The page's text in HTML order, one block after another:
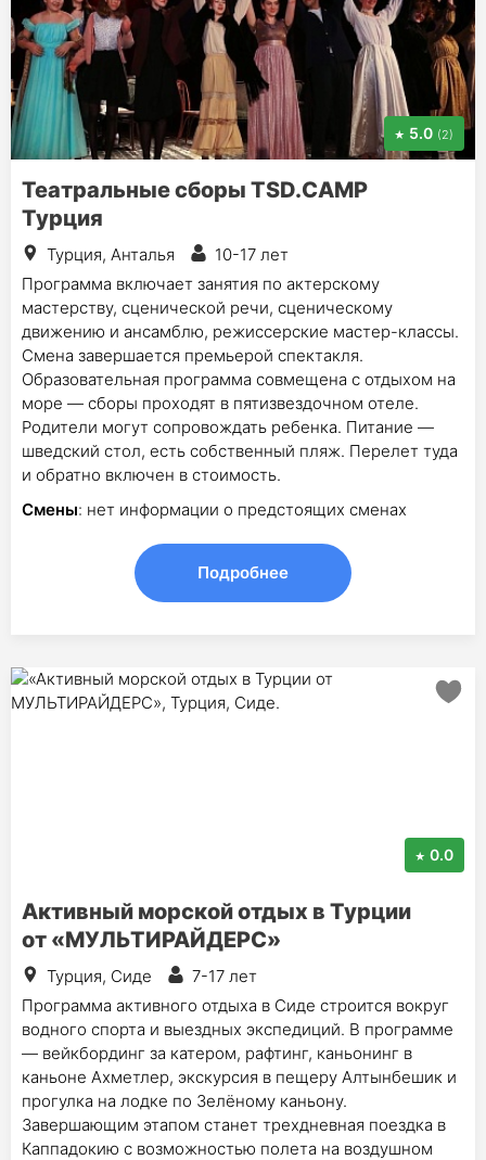
5.0 (2)
Театральные сборы TSD.CAMP
Турция
Турция, Анталья
10-17 лет
Программа включает занятия по актерскому
мастерству, сценической речи, сценическому
движению и ансамблю, режиссерские мастер-классы.
Смена завершается премьерой спектакля.
Образовательная программа совмещена с отдыхом на
море — сборы проходят в пятизвездочном отеле.
Родители могут сопровождать ребенка. Питание —
шведский стол, есть собственный пляж. Перелет туда
и обратно включен в стоимость.
Смены: нет информации о предстоящих сменах
Подробнее
0.0
Активный морской отдых в Турции
от «МУЛЬТИРАЙДЕРС»
Турция, Сиде
7-17 лет
Программа активного отдыха в Сиде строится вокруг
водного спорта и выездных экспедиций. В программе
— вейкбординг за катером, рафтинг, каньонинг в
каньоне Ахметлер, экскурсия в пещеру Алтынбешик и
прогулка на лодке по Зелёному каньону.
Завершающим этапом станет трехдневная поездка в
Каппадокию с возможностью полета на воздушном